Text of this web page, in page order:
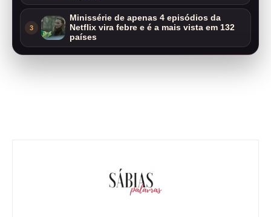
3
Minissérie de apenas 4 episódios da
Netflix vira febre e é a mais vista em 132
países